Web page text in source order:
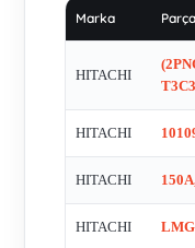
Marka
HITACHI
HITACHI
HITACHI
HITACHI